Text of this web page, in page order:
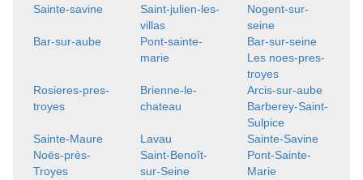
Sainte-savine
Saint-julien-les-
villas
Nogent-sur-
seine
Bar-sur-aube
Pont-sainte-
marie
Bar-sur-seine
Les noes-pres-
troyes
Rosieres-pres-
troyes
Brienne-le-
chateau
Arcis-sur-aube
Barberey-Saint-
Sulpice
Sainte-Maure
Lavau
Sainte-Savine
Noës-près-
Troyes
Saint-Benoît-
sur-Seine
Pont-Sainte-
Marie